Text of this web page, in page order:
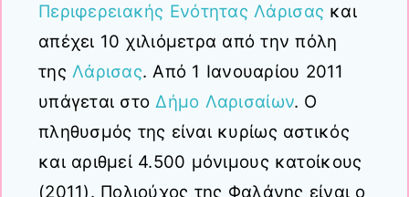
Περιφερειακής Ενότητας Λάρισας και
απέχει 10 χιλιόμετρα από την πόλη
της Λάρισας. Από 1 Ιανουαρίου 2011
υπάγεται στοΔήμο Λαρισαίων. Ο
πληθυσμός της είναι κυρίως αστικός
και αριθμεί 4.500 μόνιμους κατοίκους
(2011). Πολιούχος της Φαλάνης είναι ο